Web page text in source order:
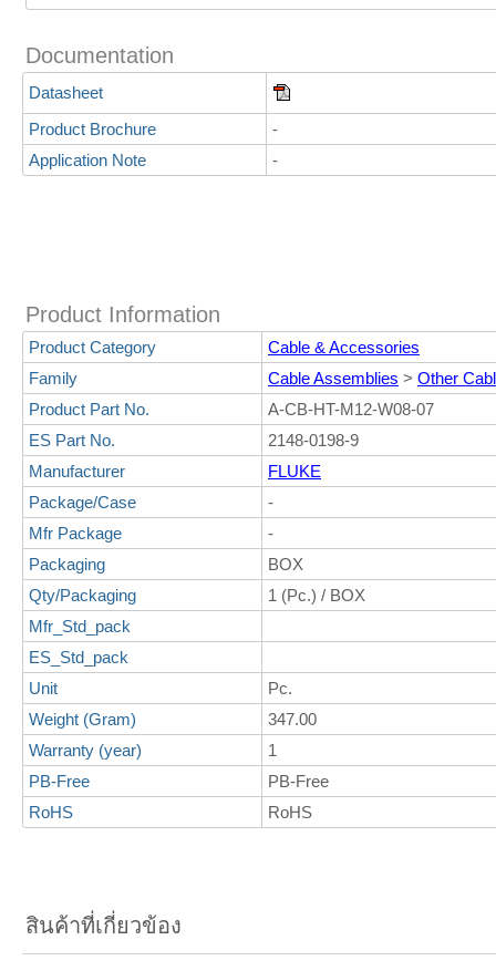
Documentation
Datasheet
Product Brochure
-
Application Note
-
Product Information
Product Category
Cable & Accessories
Family
Cable Assemblies > Other
Product Part No.
A-CB-HT-M12-W08-07
ES Part No.
2148-0198-9
Manufacturer
FLUKE
Package/Case
-
Mfr Package
-
Packaging
BOX
Qty/Packaging
1 (Pc.) / BOX
Mfr_Std_pack
ES_Std_pack
Unit
Pc.
Weight (Gram)
347.00
Warranty (year)
1
PB-Free
PB-Free
RoHS
RoHS
สินค้าที่เกี่ยวข้อง